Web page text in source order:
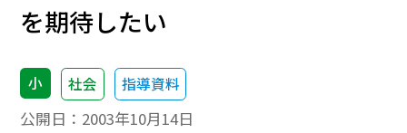
を期待したい
小 社会 指導資料
公開日： 2003年10月14日